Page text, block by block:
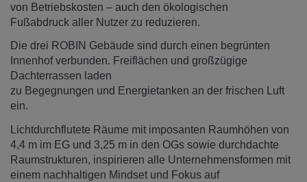
von Betriebskosten – auch den ökologischen
Fußabdruck aller Nutzer zu reduzieren.
Die drei ROBIN Gebäude sind durch einen begrünten
Innenhof verbunden. Freiflächen und großzügige
Dachterrassen laden
zu Begegnungen und Energietanken an der frischen Luft
ein.
Lichtdurchflutete Räume mit imposanten Raumhöhen von
4,4 m im EG und 3,25 m in den OGs sowie durchdachte
Raumstrukturen, inspirieren alle Unternehmensformen mit
einem nachhaltigen Mindset und Fokus auf